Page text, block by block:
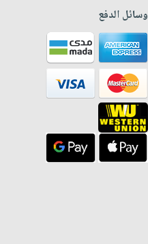
وسائل الدفع